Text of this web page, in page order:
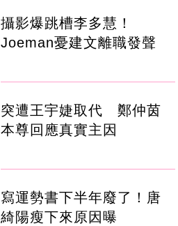
攝影爆跳槽李多慧！
Joeman憂建文離職發聲
突遭王宇婕取代 鄭仲茵
本尊回應真實主因
寫運勢書下半年廢了！唐
綺陽瘦下來原因曝